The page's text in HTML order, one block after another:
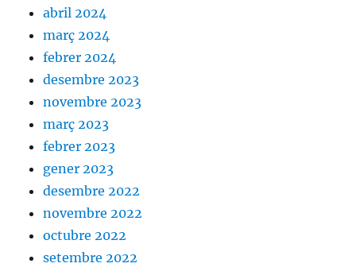
abril 2024
març 2024
febrer 2024
desembre 2023
novembre 2023
març 2023
febrer 2023
gener 2023
desembre 2022
novembre 2022
octubre 2022
setembre 2022